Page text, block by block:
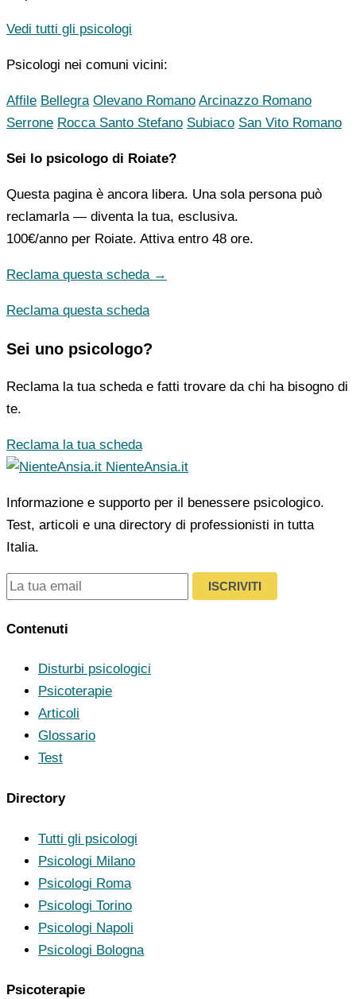
Vedi tutti gli psicologi
Psicologi nei comuni vicini:
Affile Bellegra Olevano Romano Arcinazzo Romano
Serrone Rocca Santo Stefano Subiaco San Vito Romano
Sei lo psicologo di Roiate?
Questa pagina è ancora libera. Una sola persona può
reclamarla — diventa la tua, esclusiva.
100€/anno per Roiate. Attiva entro 48 ore.
Reclama questa scheda →
Reclama questa scheda
Sei uno psicologo?
Reclama la tua scheda e fatti trovare da chi ha bisogno di
te.
Reclama la tua scheda
NienteAnsia.it
Informazione e supporto per il benessere psicologico.
Test, articoli e una directory di professionisti in tutta
Italia.
ISCRIVITI
Contenuti
Disturbi psicologici
Psicoterapie
Articoli
Glossario
Test
Directory
Tutti gli psicologi
Psicologi Milano
Psicologi Roma
Psicologi Torino
Psicologi Napoli
Psicologi Bologna
Psicoterapie